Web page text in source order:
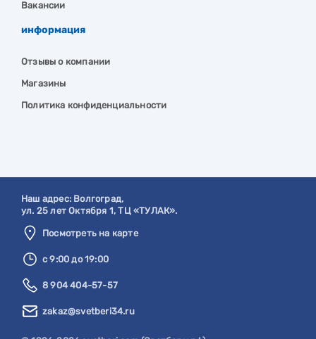
Вакансии
информация
Отзывы о компании
Магазины
Политика конфиденциальности
Наш адрес: Волгоград,
ул. 25 лет Октября 1, ТЦ «ТУЛАК».
Посмотреть на карте
с 9:00 до 19:00
8 904 404-57-57
zakaz@svetberi34.ru